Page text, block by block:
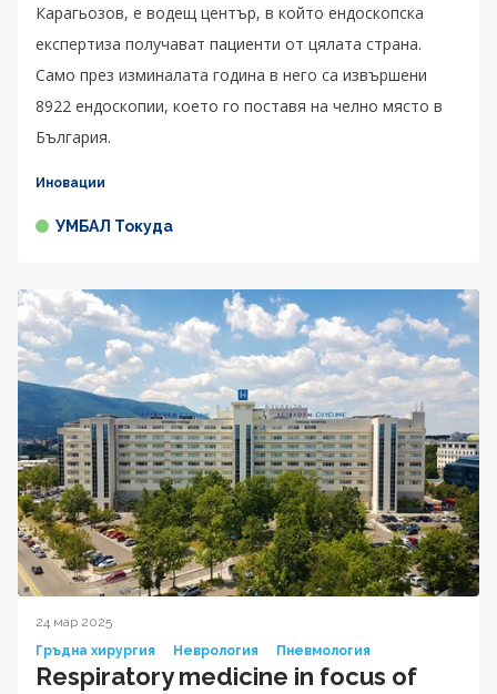
Карагьозов, е водещ център, в който ендоскопска
експертиза получават пациенти от цялата страна.
Само през изминалата година в него са извършени
8922 ендоскопии, което го поставя на челно място в
България.
Иновации
УМБАЛ Токуда
24 мар 2025
Гръдна хирургия
Неврология Пневмология
Respiratory medicine in focus of